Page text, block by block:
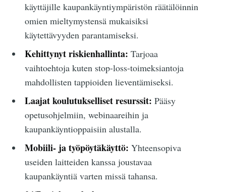
käyttäjille kaupankäyntiympäristön räätälöinnin
omien mieltymystensä mukaisiksi
käytettävyyden parantamiseksi.
Kehittynyt riskienhallinta: Tarjoaa
vaihtoehtoja kuten stop-loss-toimeksiantoja
mahdollisten tappioiden lieventämiseksi.
Laajat koulutukselliset resurssit: Pääsy
opetusohjelmiin, webinaareihin ja
kaupankäyntioppaisiin alustalla.
Mobiili- ja työpöytäkäyttö: Yhteensopiva
useiden laitteiden kanssa joustavaa
kaupankäyntiä varten missä tahansa.